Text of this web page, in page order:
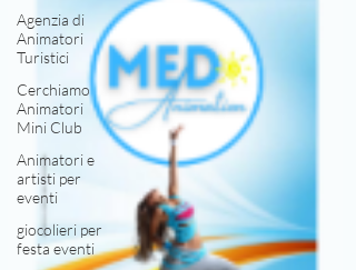
Agenzia di
Animatori
Turistici
Cerchiamo
Animatori
Mini Club
Animatori e
artisti per
eventi
giocolieri per
festa eventi